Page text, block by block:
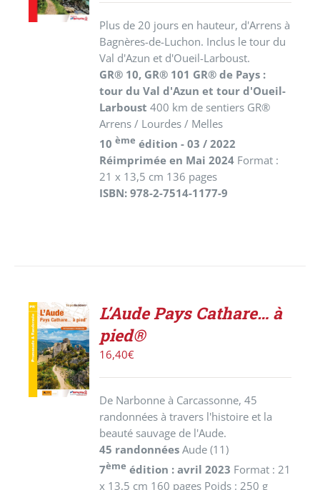
DÉTAILS
Plus de 20 jours en hauteur, d'Arrens à
Bagnères-de-Luchon. Inclus le tour du
Val d'Azun et d'Oueil-Larboust.
GR® 10, GR® 101 GR® de Pays :
tour du Val d'Azun et tour d'Oueil-
Larboust 400 km de sentiers GR®
Arrens / Lourdes / Melles
10ème édition - 03 / 2022
Réimprimée en Mai 2024 Format :
21 x 13,5 cm 136 pages
ISBN: 978-2-7514-1177-9
AJOUTER
AU
PANIER
/
DÉTAILS
L’Aude Pays Cathare… à
pied®
16,40€
De Narbonne à Carcassonne, 45
randonnées à travers l'histoire et la
beauté sauvage de l'Aude.
45 randonnées Aude (11)
7ème édition : avril 2023 Format : 21
x 13,5 cm 160 pages Poids : 250 g